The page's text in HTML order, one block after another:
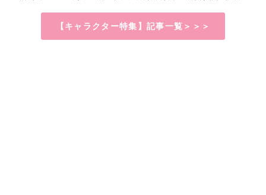
【キャラクター特集】記事一覧＞＞＞